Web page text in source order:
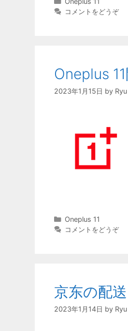
テ
コメントをどうぞ
Oneplus
2023年1月15日 by Ryu
カ
テ
Oneplus 11
コメントをどうぞ
京东の配
2023年1月14日 by Ryu